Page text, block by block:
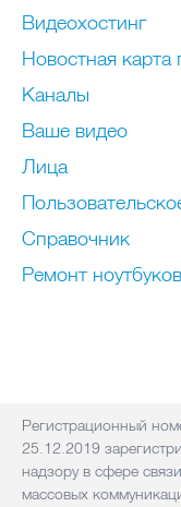
Видеохостинг
Новостная карта
Каналы
Ваше видео
Лица
Справочник
Ремонт нoутбуков
Регистрационный
25.12.2019
надзору в сфере
массовых